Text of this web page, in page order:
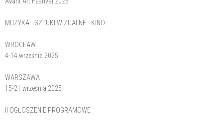
MUZYKA - SZTUKI WIZUALNE - KINO
WROCŁAW
4-14 września 2025
WARSZAWA
15-21 września 2025
II OGŁOSZENIE PROGRAMOWE